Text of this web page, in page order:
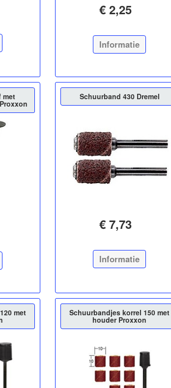
€ 2,25
Informatie
met Schuurband 430 Dremel
€ 7,73
Informatie
met Schuurbandjes korrel 150 met
houder Proxxon